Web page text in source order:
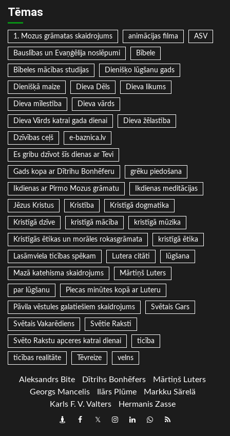
Tēmas
1. Mozus grāmatas skaidrojums animācijas filma ASV
Bauslības un Evaņģēlija noslēpumi Bībele
Bībeles mācības studijas Dienišķo lūgšanu gads
Dienišķā maize Dieva Dēls Dieva likums
Dieva mīlestība Dieva vārds
Dieva Vārds katrai gada dienai Dieva žēlastība
Dzīvības ceļš e-baznica.lv
Es gribu dzīvot šīs dienas ar Tevi
Gads kopa ar Dītrihu Bonhēferu grēku piedošana
Ikdienas ar Pirmo Mozus grāmatu Ikdienas meditācijas
Jēzus Kristus Kristība Kristīgā dogmatika
Kristīgā dzīve kristīgā mācība kristīgā mūzika
Kristīgās ētikas un morāles rokasgrāmata kristīgā ētika
Lasāmviela ticības spēkam Lutera citāti lūgšana
Mazā katehisma skaidrojums Mārtiņš Luters
par lūgšanu Piecas minūtes kopā ar Luteru
Pāvila vēstules galatiešiem skaidrojums Svētais Gars
Svētais Vakarēdiens Svētie Raksti
Svēto Rakstu apceres katrai dienai ticība
ticības realitāte Tēvreize velns
Aleksandrs Bite Dītrihs Bonhēfers
Mārtiņš Luters
Georgs Mancelis
Ilārs Plūme
Markku Särelä
Karls F. V. Valters
Hermanis Zasse
DraugiemFacebook
TwitterInstagram
LinkedInwhatsapp
RSS